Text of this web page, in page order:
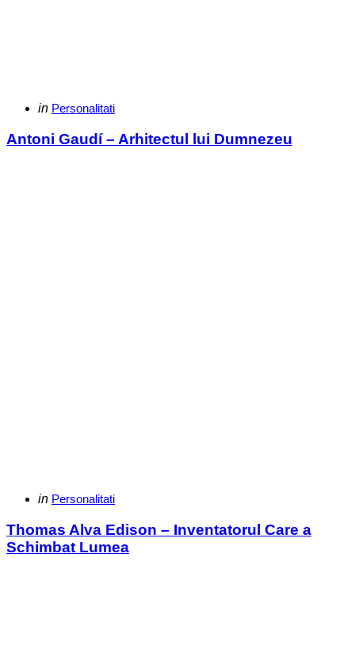
Categories
Posted
in Personalitati
Antoni Gaudí – Arhitectul lui Dumnezeu
Categories
Posted
in Personalitati
Thomas Alva Edison – Inventatorul Care a
Schimbat Lumea